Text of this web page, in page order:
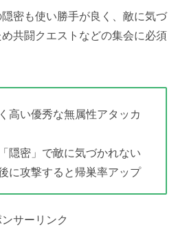
密も使い勝手が良く、敵に気づ
共闘クエストなどの集会に必須
高い優秀な無属性アタッカ
隠密」で敵に気づかれない
に攻撃すると帰巣率アップ
ンサーリンク